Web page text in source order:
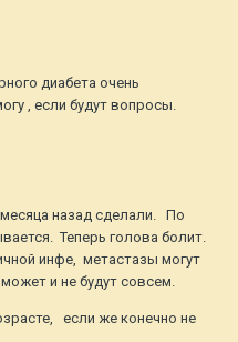
диабета очень
, если будут вопросы.
назад сделали. По
Теперь голова болит.
инфе, метастазы могут
и не будут совсем.
если же конечно не